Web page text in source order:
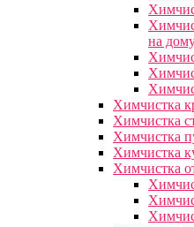
на
Химчистка
Химчистка
Химчистка
Химчистка
Химчистка